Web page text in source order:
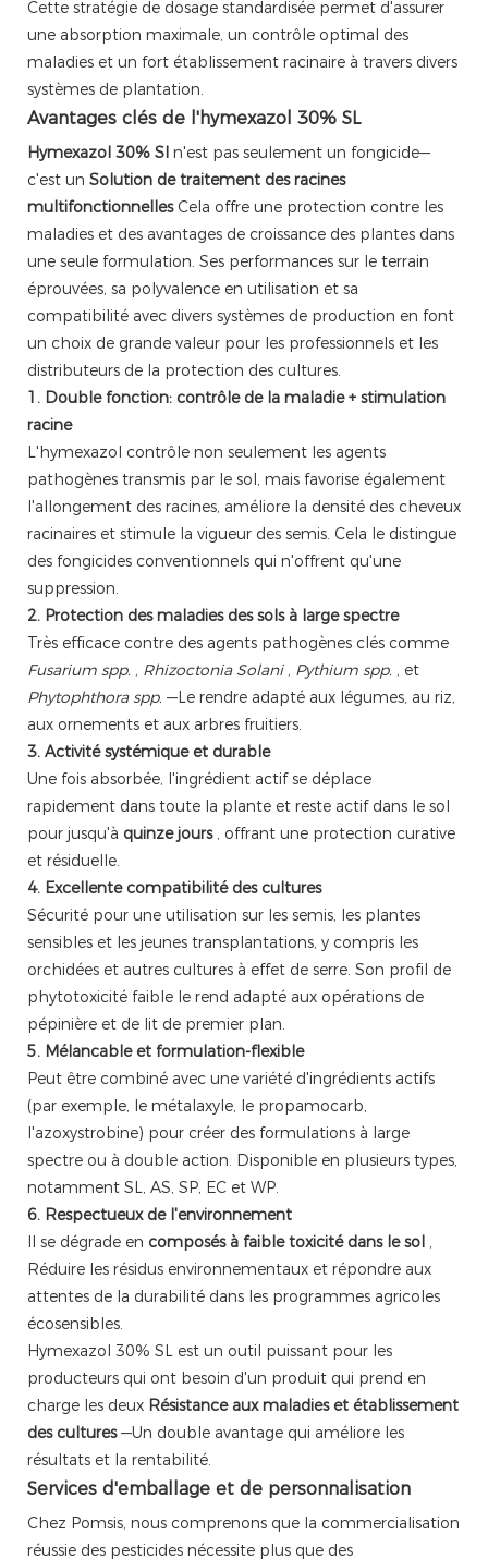
Cette stratégie de dosage standardisée permet d'assurer
une absorption maximale, un contrôle optimal des
maladies et un fort établissement racinaire à travers divers
systèmes de plantation.
Avantages clés de l'hymexazol 30% SL
Hymexazol 30% Sl n'est pas seulement un fongicide—
c'est un Solution de traitement des racines
multifonctionnellesCela offre une protection contre les
maladies et des avantages de croissance des plantes dans
une seule formulation. Ses performances sur le terrain
éprouvées, sa polyvalence en utilisation et sa
compatibilité avec divers systèmes de production en font
un choix de grande valeur pour les professionnels et les
distributeurs de la protection des cultures.
1. Double fonction: contrôle de la maladie + stimulation
racine
L'hymexazol contrôle non seulement les agents
pathogènes transmis par le sol, mais favorise également
l'allongement des racines, améliore la densité des cheveux
racinaires et stimule la vigueur des semis. Cela le distingue
des fongicides conventionnels qui n'offrent qu'une
suppression.
2. Protection des maladies des sols à large spectre
Très efficace contre des agents pathogènes clés comme
Fusarium spp. , Rhizoctonia Solani , Pythium spp. , et
Phytophthora spp. —Le rendre adapté aux légumes, au riz,
aux ornements et aux arbres fruitiers.
3. Activité systémique et durable
Une fois absorbée, l'ingrédient actif se déplace
rapidement dans toute la plante et reste actif dans le sol
pour jusqu'à quinze jours , offrant une protection curative
et résiduelle.
4. Excellente compatibilité des cultures
Sécurité pour une utilisation sur les semis, les plantes
sensibles et les jeunes transplantations, y compris les
orchidées et autres cultures à effet de serre. Son profil de
phytotoxicité faible le rend adapté aux opérations de
pépinière et de lit de premier plan.
5. Mélancable et formulation-flexible
Peut être combiné avec une variété d'ingrédients actifs
(par exemple, le métalaxyle, le propamocarb,
l'azoxystrobine) pour créer des formulations à large
spectre ou à double action. Disponible en plusieurs types,
notamment SL, AS, SP, EC et WP.
6. Respectueux de l'environnement
Il se dégrade en composés à faible toxicité dans le sol ,
Réduire les résidus environnementaux et répondre aux
attentes de la durabilité dans les programmes agricoles
écosensibles.
Hymexazol 30% SL est un outil puissant pour les
producteurs qui ont besoin d'un produit qui prend en
charge les deux Résistance aux maladies et établissement
des cultures—Un double avantage qui améliore les
résultats et la rentabilité.
Services d'emballage et de personnalisation
Chez Pomsis, nous comprenons que la commercialisation
réussie des pesticides nécessite plus que des